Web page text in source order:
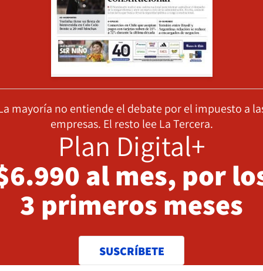
mayoría no entiende el debate por el impuesto a
empresas. El resto lee La Tercera.
Plan Digital+
al mes, por
3 primeros meses
SUSCRÍBETE